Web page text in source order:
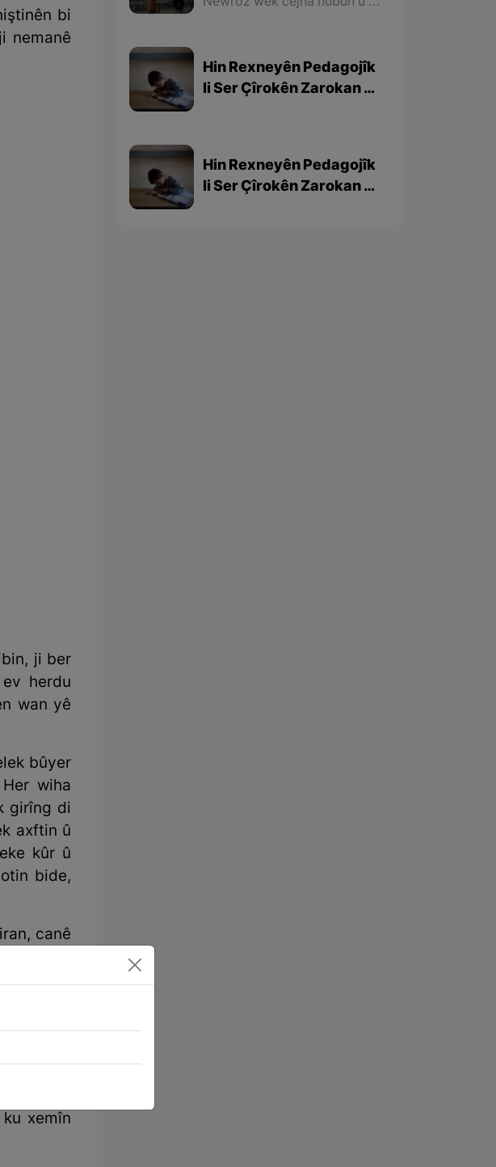
bi
nemanê
ji ber
herdu
wan yê
bûyer
wiha
girîng di
axftin û
kûr û
bide,
canê
mirov
re bibêje
mêrên
ku di
xemîn
Hin Rexneyên Pedagojîk
li Ser Çîrokên Zarokan –
Hin Rexneyên Pedagojîk
li Ser Çîrokên Zarokan –